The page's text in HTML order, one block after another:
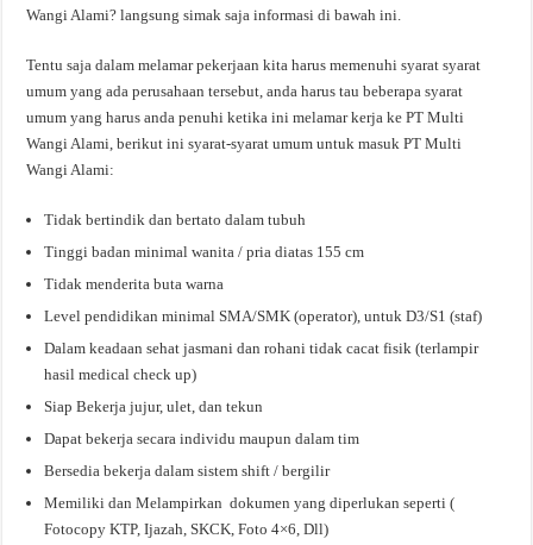
Wangi Alami? langsung simak saja informasi di bawah ini.
Tentu saja dalam melamar pekerjaan kita harus memenuhi syarat syarat
umum yang ada perusahaan tersebut, anda harus tau beberapa syarat
umum yang harus anda penuhi ketika ini melamar kerja ke PT Multi
Wangi Alami, berikut ini syarat-syarat umum untuk masuk PT Multi
Wangi Alami:
Tidak bertindik dan bertato dalam tubuh
Tinggi badan minimal wanita / pria diatas 155 cm
Tidak menderita buta warna
Level pendidikan minimal SMA/SMK (operator), untuk D3/S1 (staf)
Dalam keadaan sehat jasmani dan rohani tidak cacat fisik (terlampir
hasil medical check up)
Siap Bekerja jujur, ulet, dan tekun
Dapat bekerja secara individu maupun dalam tim
Bersedia bekerja dalam sistem shift / bergilir
Memiliki dan Melampirkan dokumen yang diperlukan seperti (
Fotocopy KTP, Ijazah, SKCK, Foto 4×6, Dll)